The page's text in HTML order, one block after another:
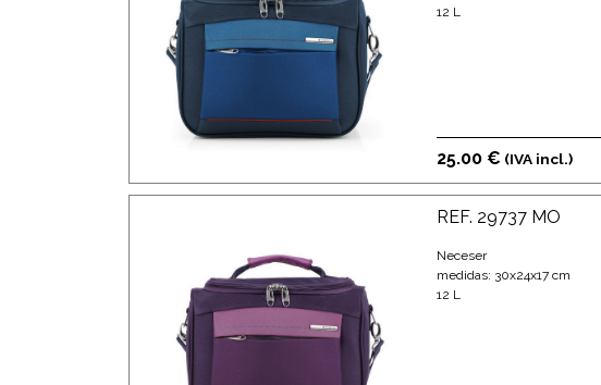
12 L
25.00 € (IVA incl.)
REF. 29737 MO
Neceser
medidas: 30x24x17 cm
12 L